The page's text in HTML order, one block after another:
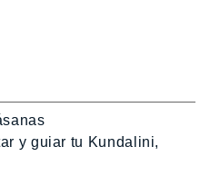
y guiar tu Kundalini,